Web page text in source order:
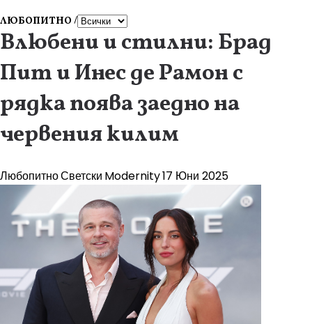
ЛЮБОПИТНО /
Влюбени и стилни: Брад
Пит и Инес де Рамон с
рядка поява заедно на
червения килим
ЛюбопитноСветски Modernity17 Юни 2025